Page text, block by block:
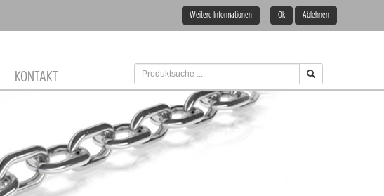
KONTAKT
Weitere Informationen Ok Ablehnen